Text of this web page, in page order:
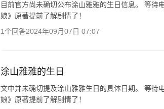
目前官方尚未确切公布涂山雅雅的生日信息。 等待
娘》原著提前了解剧情了！
1个回答2024年09月07日 07:07
涂山雅雅的生日
文中并未确切提及涂山雅雅生日的具体日期。 等待
娘》原著提前了解剧情了！